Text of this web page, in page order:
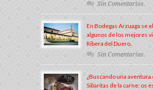
Sin Comentarios.
En Bodegas Arzuaga se
algunos de los mejores
Ribera del Duero.
Sin Comentarios.
¿Buscando una aventura
Sibaritas de la carne: os